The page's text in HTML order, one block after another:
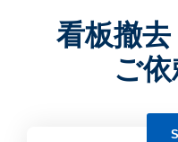
看板撤
ご